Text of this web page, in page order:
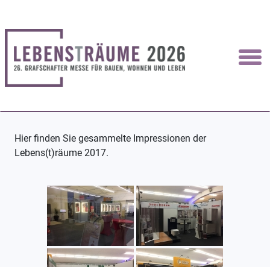
Hier finden Sie gesammelte Impressionen der
Lebens(t)räume 2017.